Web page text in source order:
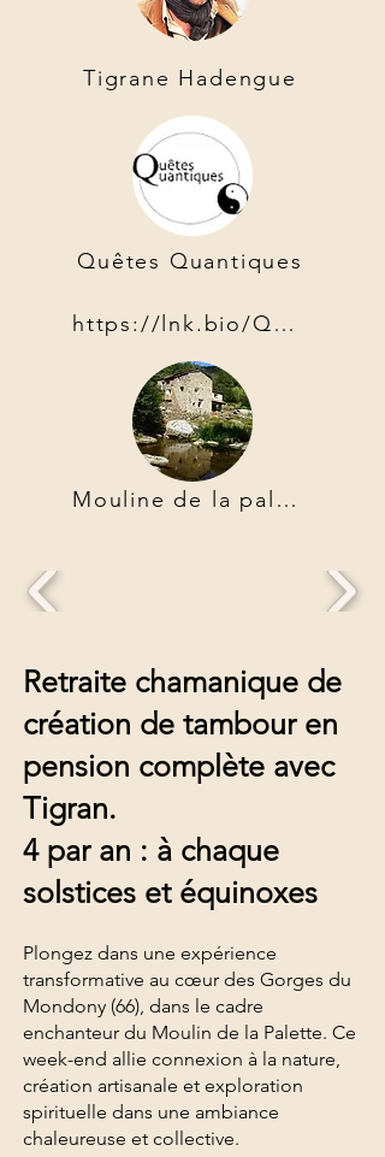
Tigrane Hadengue
Quêtes Quantiques
https://lnk.bio/QuetesQuantiques
Mouline de la palette
Retraite chamanique de
création de tambour en
pension complète avec
Tigran.
4 par an : à chaque
solstices et équinoxes
Plongez dans une expérience
transformative au cœur des Gorges du
Mondony (66), dans le cadre
enchanteur du Moulin de la Palette. Ce
week-end allie connexion à la nature,
création artisanale et exploration
spirituelle dans une ambiance
chaleureuse et collective.